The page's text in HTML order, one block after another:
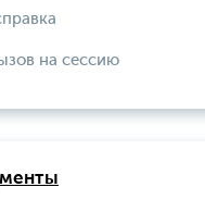
на сессию